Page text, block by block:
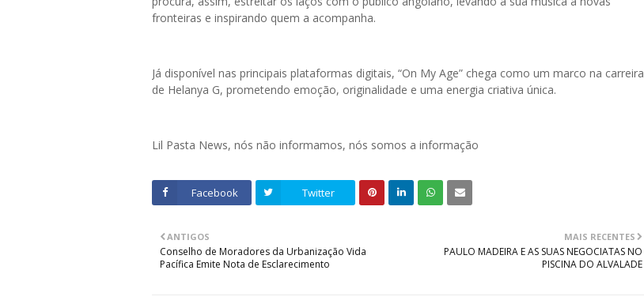
fronteiras e inspirando quem a acompanha.
Já disponível nas principais plataformas digitais, “On My Age” chega como um marco na carreira
de Helanya G, prometendo emoção, originalidade e uma energia criativa única.
Lil Pasta News, nós não informamos, nós somos a informação
Facebook Twitter
MAIS RECENTES
PAULO MADEIRA E AS SUAS NEGOCIATAS NO
PISCINA DO ALVALADE
ANTIGOS
Conselho de Moradores da Urbanização Vida
Pacífica Emite Nota de Esclarecimento